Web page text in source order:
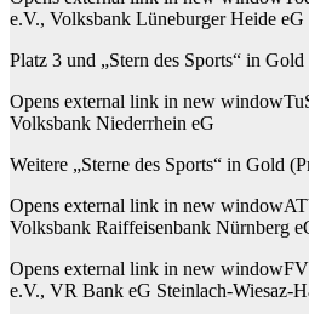
e.V., Volksbank Lüneburger Heide eG
Platz 3 und „Stern des Sports“ in
Opens external link in new
Volksbank Niederrhein eG
Weitere „Sterne des Sports“ in Gold
Opens external link in new
Volksbank Raiffeisenbank Nürnberg
Opens external link in new
e.V., VR Bank eG Steinlach-Wiesaz-